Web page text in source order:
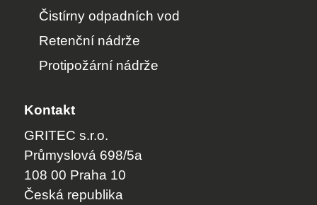
Čistírny odpadních vod
Retenční nádrže
Protipožární nádrže
Kontakt
GRITEC s.r.o.
Průmyslová 698/5a
108 00 Praha 10
Česká republika